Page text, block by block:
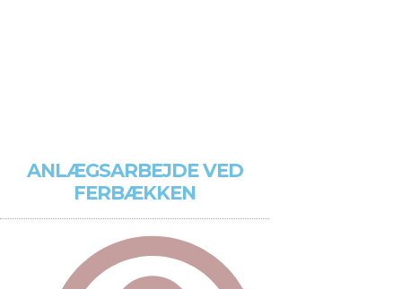
ANLÆGSARBEJDE VED
FERBÆKKEN